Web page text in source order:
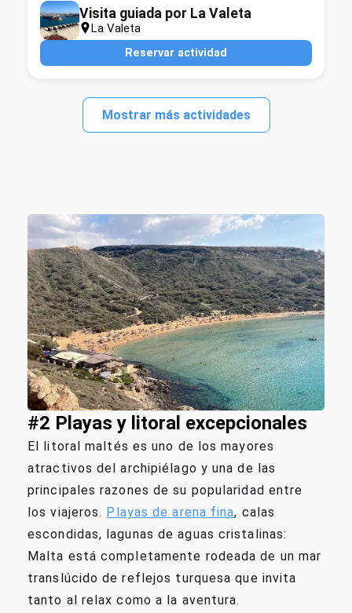
Visita guiada por La Valeta
La Valeta
Reservar actividad
Mostrar más actividades
#2 Playas y litoral excepcionales
El litoral maltés es uno de los mayores
atractivos del archipiélago y una de las
principales razones de su popularidad entre
los viajeros. Playas de arena fina, calas
escondidas, lagunas de aguas cristalinas:
Malta está completamente rodeada de un mar
translúcido de reflejos turquesa que invita
tanto al relax como a la aventura.